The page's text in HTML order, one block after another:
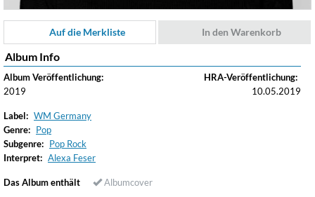
Auf die Merkliste In den Warenkorb
Album Info
Album Veröffentlichung:
2019
HRA-Veröffentlichung:
10.05.2019
Label: WM Germany
Genre: Pop
Subgenre: Pop Rock
Interpret: Alexa Feser
Das Album enthält Albumcover